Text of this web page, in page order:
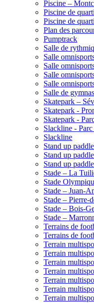
Piscine –
Piscine de
Piscine de
Plan des
Pumptrack
Salle de
Salle
Salle
Salle
Salle
Salle de
Skatepark –
Skatepark -
Skatepark -
Slackline -
Slackline
Stand up
Stand up
Stand up
Stade – La
Stade
Stade – Juan-
Stade – Pierre-
Stade – Bois-
Stade –
Terrains de
Terrains de
Terrain
Terrain
Terrain
Terrain
Terrain
Terrain
Terrain